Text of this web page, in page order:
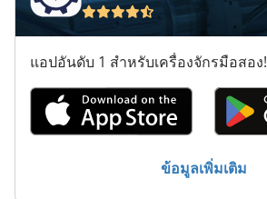
แอปอันดับ 1 สำหรับเครื่องจักรมือสอง!
ข้อมูลเพิ่มเติม